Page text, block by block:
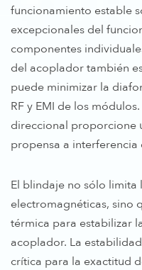
funcionamiento estable
excepcionales del
componentes
del acoplador también
puede minimizar la
RF y EMI de los
direccional proporcione
propensa a
El blindaje no sólo
electromagnéticas, sino
térmica para estabilizar
acoplador. La
crítica para la exactitud